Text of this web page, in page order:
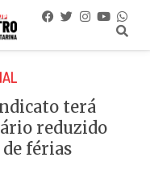
terá
reduzido
férias